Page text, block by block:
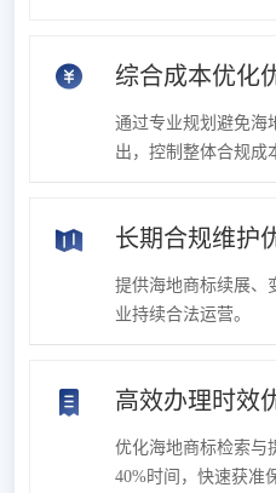
综合成本优化
通过专业规划避免海
出，控制整体合规成
长期合规维护
提供海地商标续展、
业持续合法运营。
高效办理时效
优化海地商标检索与
40%时间，快速获准